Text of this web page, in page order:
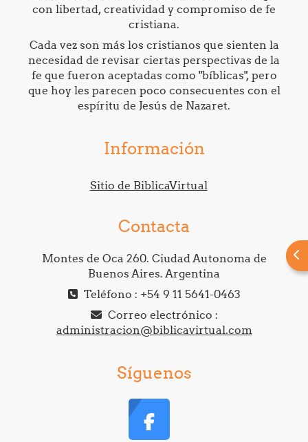
con libertad, creatividad y compromiso de fe
cristiana.
Cada vez son más los cristianos que sienten la
necesidad de revisar ciertas perspectivas de la
fe que fueron aceptadas como "bíblicas", pero
que hoy les parecen poco consecuentes con el
espíritu de Jesús de Nazaret.
Información
Sitio de BiblicaVirtual
Contacta
Montes de Oca 260. Ciudad Autonoma de
Buenos Aires. Argentina
Teléfono : +54 9 11 5641-0463
Correo electrónico :
administracion@biblicavirtual.com
Síguenos